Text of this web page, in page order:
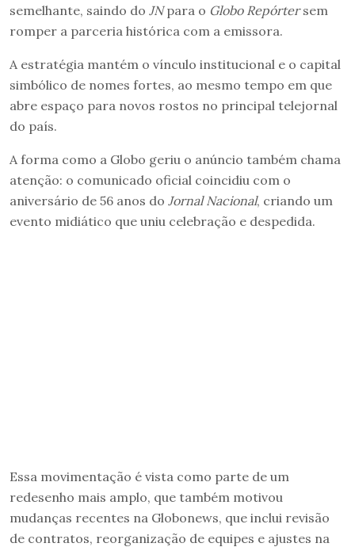
semelhante, saindo do JNpara o Globo Repórtersem
romper a parceria histórica com a emissora.
A estratégia mantém o vínculo institucional e o capital
simbólico de nomes fortes, ao mesmo tempo em que
abre espaço para novos rostos no principal telejornal
do país.
A forma como a Globo geriu o anúncio também chama
atenção: o comunicado oficial coincidiu com o
aniversário de 56 anos do Jornal Nacional, criando um
evento midiático que uniu celebração e despedida.
Essa movimentação é vista como parte de um
redesenho mais amplo, que também motivou
mudanças recentes na Globonews, que inclui revisão
de contratos, reorganização de equipes e ajustes na